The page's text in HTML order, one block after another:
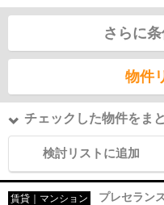
さらに
物件
チェックした物件をま
検討リストに追加
賃貸｜マンション プレセラン